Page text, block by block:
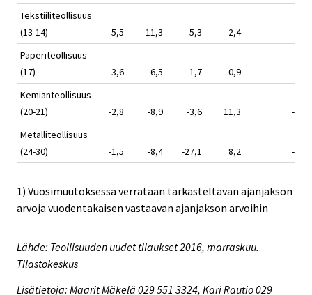
Tekstiiliteollisuus
(13-14)
5,5 11,3 5,3 2,4
5,8
Paperiteollisuus
(17)
-3,6 -6,5 -1,7 -0,9
-3,6
Kemianteollisuus
(20-21)
-2,8 -8,9 -3,6 11,3
-0,7
Metalliteollisuus
(24-30)
-1,5 -8,4 -27,1 8,2 -9,5
1) Vuosimuutoksessa verrataan tarkasteltavan ajanjakson
arvoja vuodentakaisen vastaavan ajanjakson arvoihin
Lähde: Teollisuuden uudet tilaukset 2016, marraskuu.
Tilastokeskus
Lisätietoja: Maarit Mäkelä 029 551 3324, Kari Rautio 029